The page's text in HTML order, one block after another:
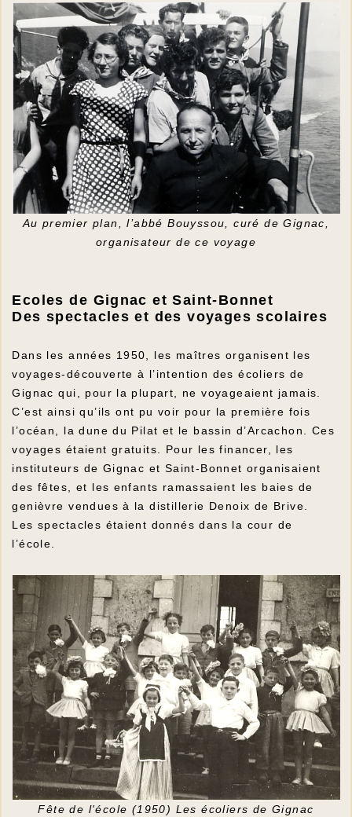
Au premier plan, l’abbé Bouyssou, curé de Gignac,
organisateur de ce voyage
Ecoles de Gignac et Saint-Bonnet
Des spectacles et des voyages scolaires
Dans les années 1950, les maîtres organisent les
voyages-découverte à l’intention des écoliers de
Gignac qui, pour la plupart, ne voyageaient jamais.
C’est ainsi qu’ils ont pu voir pour la première fois
l’océan, la dune du Pilat et le bassin d’Arcachon. Ces
voyages étaient gratuits. Pour les financer, les
instituteurs de Gignac et Saint-Bonnet organisaient
des fêtes, et les enfants ramassaient les baies de
genièvre vendues à la distillerie Denoix de Brive.
Les spectacles étaient donnés dans la cour de
l’école.
Fête de l'école (1950) Les écoliers de Gignac